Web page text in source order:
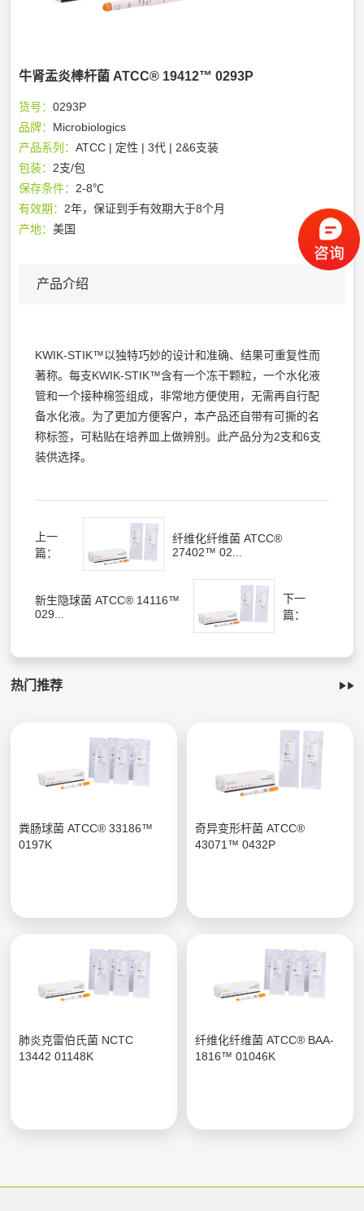
牛肾盂炎棒杆菌 ATCC® 19412™ 0293P
货号：0293P
品牌： Microbiologics
产品系列：ATCC | 定性 | 3代 | 2&6支装
包装： 2支/包
保存条件： 2-8℃
有效期： 2年，保证到手有效期大于8个月
产地：美国
产品介绍
KWIK-STIK™以独特巧妙的设计和准确、结果可重复性而
著称。每支KWIK-STIK™含有一个冻干颗粒，一个水化液
管和一个接种棉签组成，非常地方便使用，无需再自行配
备水化液。为了更加方便客户，本产品还自带有可撕的名
称标签，可粘贴在培养皿上做辨别。此产品分为2支和6支
装供选择。
上一
篇：
纤维化纤维菌 ATCC®
27402™ 02...
新生隐球菌 ATCC® 14116™
029...
下一
篇：
热门推荐
粪肠球菌 ATCC® 33186™
0197K
奇异变形杆菌 ATCC®
43071™ 0432P
肺炎克雷伯氏菌 NCTC
13442 01148K
纤维化纤维菌 ATCC® BAA-
1816™ 01046K